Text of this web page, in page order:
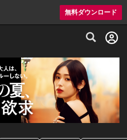
無料ダウンロード
メ情報・プレミアムレストラン予約